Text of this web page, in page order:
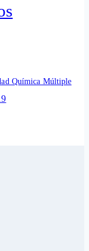
Química Múltiple